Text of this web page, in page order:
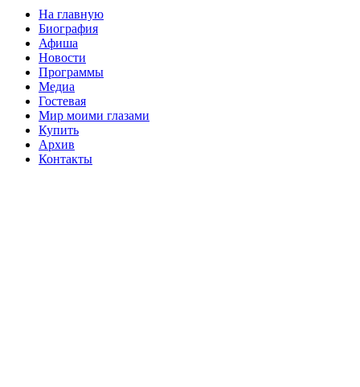
На главную
Биография
Афиша
Новости
Программы
Медиа
Гостевая
Мир моими глазами
Купить
Архив
Контакты